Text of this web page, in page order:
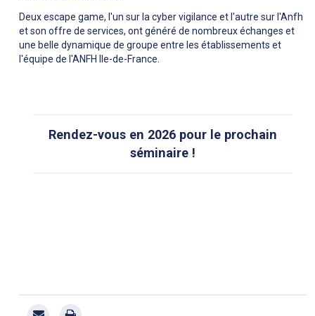
Deux escape game, l'un sur la cyber vigilance et l'autre sur l'Anfh
et son offre de services, ont généré de nombreux échanges et
une belle dynamique de groupe entre les établissements et
l'équipe de l'ANFH Ile-de-France.
Rendez-vous en 2026 pour le prochain
séminaire !